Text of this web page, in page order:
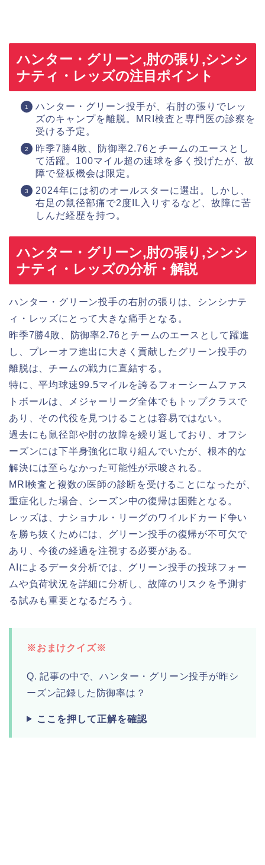
ハンター・グリーン,肘の張り,シンシ
ナティ・レッズの注目ポイント
ハンター・グリーン投手が、右肘の張りでレッ
ズのキャンプを離脱。MRI検査と専門医の診察を
受ける予定。
昨季7勝4敗、防御率2.76とチームのエースとし
て活躍。100マイル超の速球を多く投げたが、故
障で登板機会は限定。
2024年には初のオールスターに選出。しかし、
右足の鼠径部痛で2度IL入りするなど、故障に苦
しんだ経歴を持つ。
ハンター・グリーン,肘の張り,シンシ
ナティ・レッズの分析・解説
ハンター・グリーン投手の右肘の張りは、シンシナテ
ィ・レッズにとって大きな痛手となる。
昨季7勝4敗、防御率2.76とチームのエースとして躍進
し、プレーオフ進出に大きく貢献したグリーン投手の
離脱は、チームの戦力に直結する。
特に、平均球速99.5マイルを誇るフォーシームファス
トボールは、メジャーリーグ全体でもトップクラスで
あり、その代役を見つけることは容易ではない。
過去にも鼠径部や肘の故障を繰り返しており、オフシ
ーズンには下半身強化に取り組んでいたが、根本的な
解決には至らなかった可能性が示唆される。
MRI検査と複数の医師の診断を受けることになったが、
重症化した場合、シーズン中の復帰は困難となる。
レッズは、ナショナル・リーグのワイルドカード争い
を勝ち抜くためには、グリーン投手の復帰が不可欠で
あり、今後の経過を注視する必要がある。
AIによるデータ分析では、グリーン投手の投球フォー
ムや負荷状況を詳細に分析し、故障のリスクを予測す
る試みも重要となるだろう。
※おまけクイズ※
Q. 記事の中で、ハンター・グリーン投手が昨シ
ーズン記録した防御率は？
ここを押して正解を確認